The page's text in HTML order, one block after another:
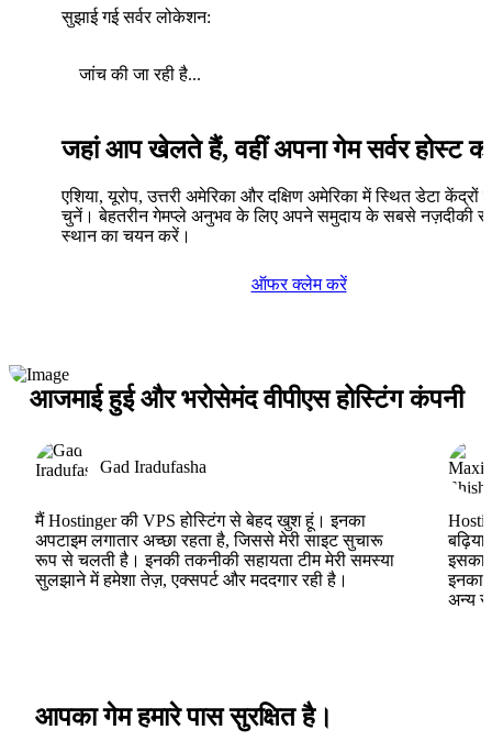
सुझाई गई सर्वर लोकेशन:
जांच की जा रही है...
जहां आप खेलते हैं, वहीं अपना गेम सर्वर होस्ट
एशिया, यूरोप, उत्तरी अमेरिका और दक्षिण अमेरिका में स्थित डेटा केंद्रों
चुनें। बेहतरीन गेमप्ले अनुभव के लिए अपने समुदाय के सबसे नज़दीकी
स्थान का चयन करें।
ऑफर क्लेम करें
आजमाई हुई और भरोसेमंद वीपीएस होस्टिंग कंपनी
Gad Iradufasha
मैं Hostinger की VPS होस्टिंग से बेहद खुश हूं। इनका
अपटाइम लगातार अच्छा रहता है, जिससे मेरी साइट सुचारू
रूप से चलती है। इनकी तकनीकी सहायता टीम मेरी समस्या
सुलझाने में हमेशा तेज़, एक्सपर्ट और मददगार रही है।
इसका
इनका
अन्य
आपका गेम हमारे पास सुरक्षित है।